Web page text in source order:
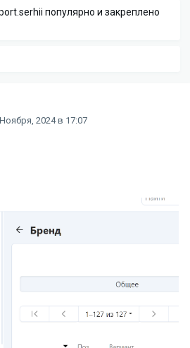
популярно и закреплено
2024 в 17:07